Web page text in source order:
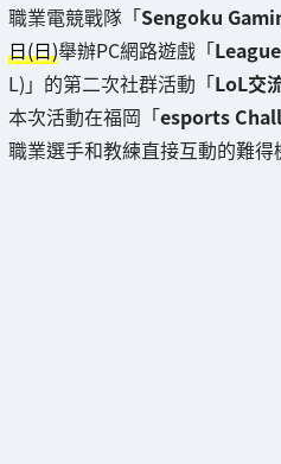
職業電競戰隊「Sengoku
日(日)舉辦PC網路遊戲「
L)」的第二次社群活動「LoL交
本次活動在福岡「esports
職業選手和教練直接互動的難得